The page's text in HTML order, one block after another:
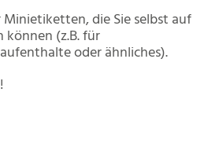
die Sie selbst auf
(z.B. für
oder ähnliches).